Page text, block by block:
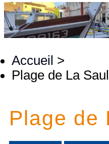
Accueil >
Plage de La
Plage de